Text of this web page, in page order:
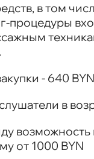
в том
- 640 BYN
в
от 1000 BYN